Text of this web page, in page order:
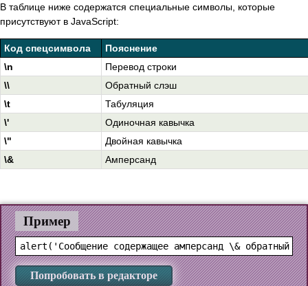
В таблице ниже содержатся специальные символы, которые
присутствуют в JavaScript:
Код спецсимвола
Пояснение
\n
Перевод строки
\\
Обратный слэш
\t
Табуляция
\'
Одиночная кавычка
\"
Двойная кавычка
\&
Амперсанд
Пример
Попробовать в редакторе